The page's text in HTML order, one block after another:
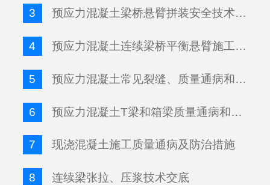
3 预应力混凝土梁桥悬臂拼装安全技术交底
4 预应力混凝土连续梁桥平衡悬臂施工质量通病及处理措施
5 预应力混凝土常见裂缝、质量通病和防治措施
6 预应力混凝土T梁和箱梁质量通病和防治措施
7 现浇混凝土施工质量通病及防治措施
8 连续梁张拉、压浆技术交底